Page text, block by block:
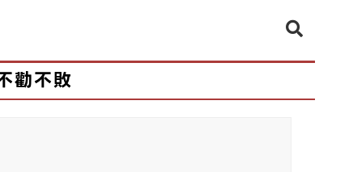
勸不敗